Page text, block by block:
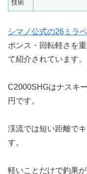
技術
シマノ公式の26ミラ
ポンス・回転軽さを
て紹介されています。
C2000SHGはナスキ
円です。
渓流では短い距離で
す。
軽いことだけで釣果